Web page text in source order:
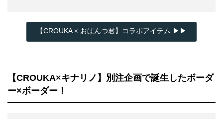
【CROUKA × おぱんつ君】コラボアイテム ▶▶
【CROUKA×キナリノ】別注企画で誕生したボーダ
ー×ボーダー！